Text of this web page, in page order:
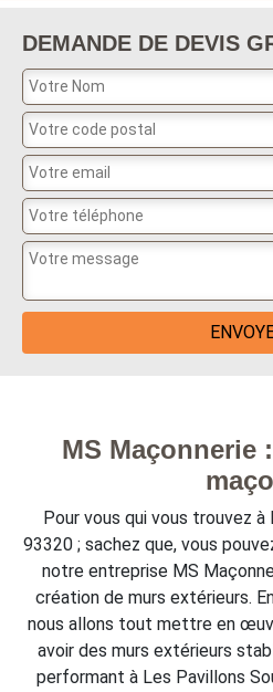
DEMANDE DE DEVIS
MS Maçonnerie
Pour vous qui vous trouvez à
93320 ; sachez que, vous
notre entreprise MS
création de murs extérieurs.
nous allons tout mettre en
avoir des murs extérieurs
performant à Les Pavillons